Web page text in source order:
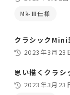
Mk-Ⅲ仕様
クラシックMini
2023年3月23
思い描くクラシ
2023年3月23